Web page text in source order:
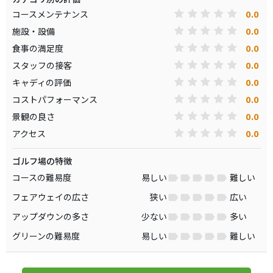
コースメンテナンス
0.0
施設・設備 0.0
食事の満足度 0.0
スタッフの接客 0.0
キャディの評価 0.0
コストパフォーマンス 0.0
景観の良さ 0.0
アクセス 0.0
ゴルフ場の特徴
コースの難易度
易しい
難しい
フェアウェイの広さ
狭い
広い
アップダウンの多さ
少ない
多い
グリーンの難易度
易しい 難しい